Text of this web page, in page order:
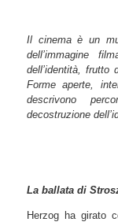
Il cinema è un
dell’immagine
dell’identità, frutto
Forme aperte,
descrivono
decostruzione
La ballata di
Herzog ha girato